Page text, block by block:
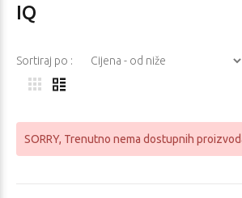
IQ
Sortiraj po :
SORRY, Trenutno nema dostupnih